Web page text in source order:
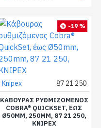
-19 %
Knipex 87 21 250
ΚΆΒΟΥΡΑΣ ΡΥΘΜΙΖΌΜΕΝΟΣ
COBRA® QUICKSET, ΈΩΣ
Ø50MM, 250MM, 87 21 250,
KNIPEX